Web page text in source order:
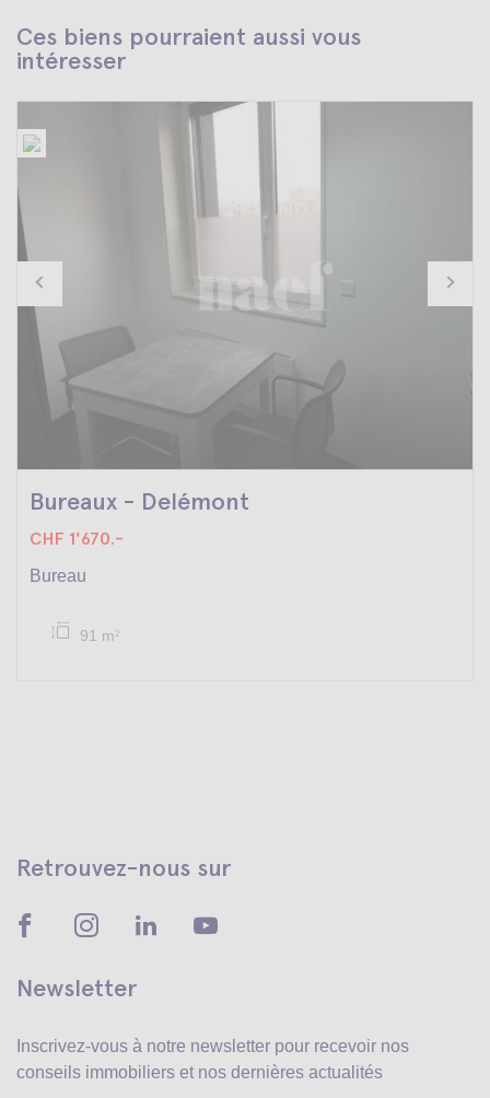
Ces biens pourraient aussi vous
intéresser
Bureaux - Delémont
CHF 1'670.-
Bureau
91 m2
Retrouvez-nous sur
Newsletter
Inscrivez-vous à notre newsletter pour recevoir nos
conseils immobiliers et nos dernières actualités